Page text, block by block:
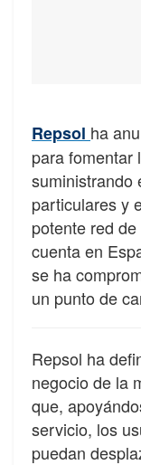
Repsol ha
para fomentar
suministrando
particulares y
potente red
cuenta en
se ha
un punto de
Repsol ha
negocio de la
que,
servicio, los
puedan